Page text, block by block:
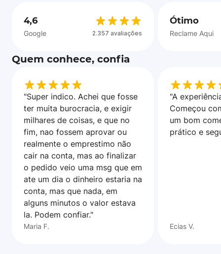
4,6
Google 2.357 avaliações
Ótimo
Reclame Aqui
Quem conhece, confia
"Super indico. Achei que fosse
ter muita burocracia, e exigir
milhares de coisas, e que no
fim, nao fossem aprovar ou
realmente o emprestimo não
cair na conta, mas ao finalizar
o pedido veio uma msg que em
ate um dia o dinheiro estaria na
conta, mas que nada, em
alguns minutos o valor estava
la. Podem confiar."
Maria F.
"A
Começou
um bom
prático e
Ecias V.